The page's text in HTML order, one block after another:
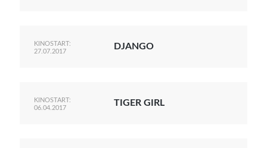
KINOSTART:
27.07.2017
DJANGO
KINOSTART:
06.04.2017
TIGER GIRL